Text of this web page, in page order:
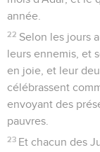
année.
22 Selon les jours
leurs ennemis, et
en joie, et leur
célébrassent
envoyant des
pauvres.
23 Et chacun des